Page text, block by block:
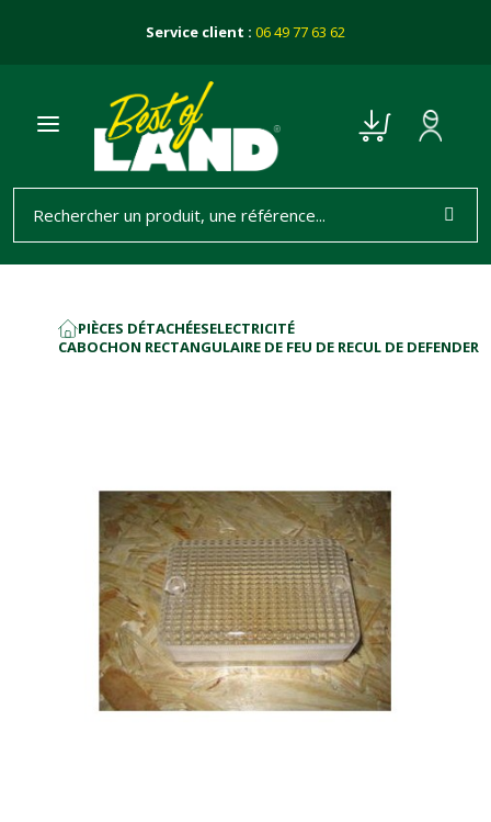
Service client : 06 49 77 63 62
ACCUEIL
PIÈCES DÉTACHÉESELECTRICITÉ
CABOCHON RECTANGULAIRE DE FEU DE RECUL DE DEFENDER